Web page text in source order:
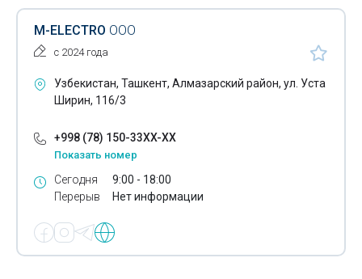
Конференц-телефоны
Амперметры
Оборудование для светомузыки
Солнечные батареи
Медные провода
Комплектные трансформаторные подстанции
M-ELECTRO ООО
с 2024 года
Узбекистан, Ташкент, Алмазарский район, ул. Уста
Ширин, 116/3
+998 (78) 150-33XX-XX
Показать номер
Сегодня
Перерыв
9:00 - 18:00
Нет информации